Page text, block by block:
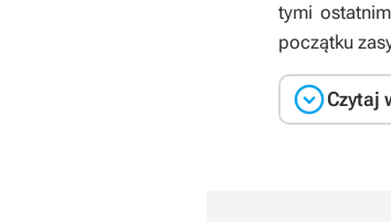
tymi
początku
Czytaj